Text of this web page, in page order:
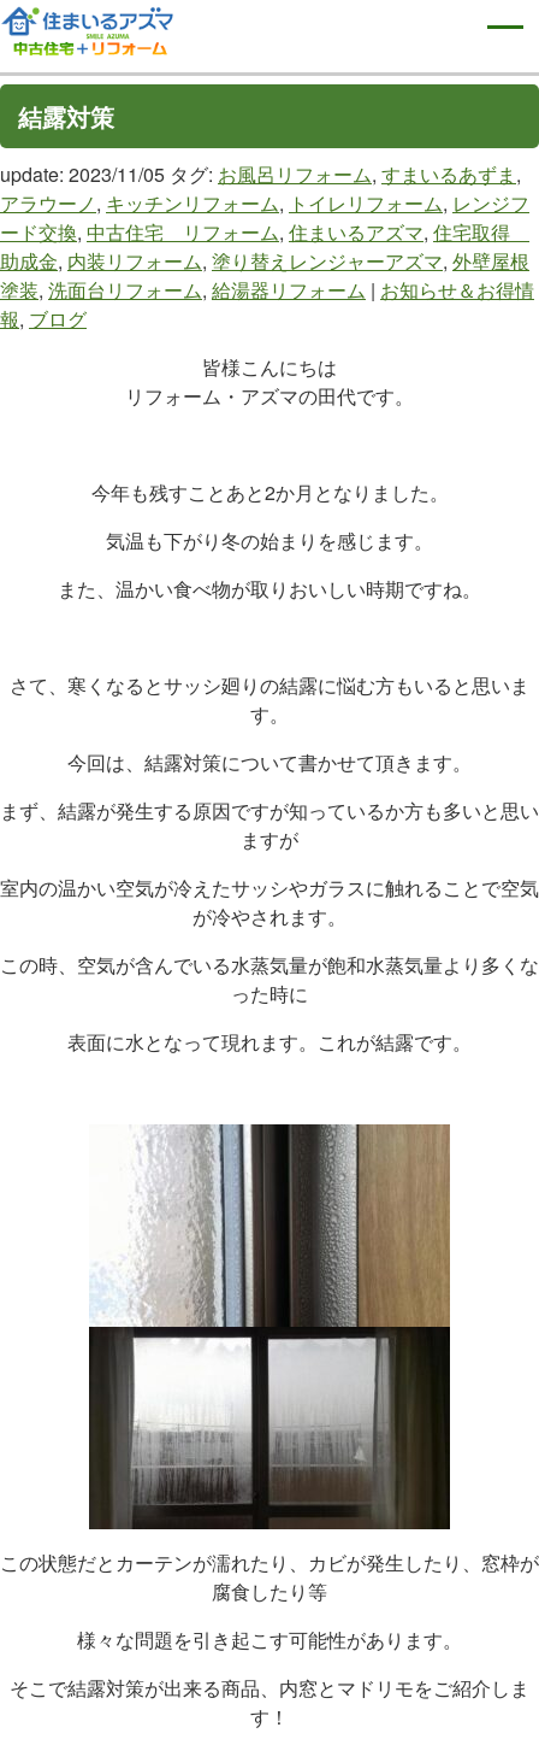
結露対策
update: 2023/11/05 タグ: お風呂リフォーム, すまいるあずま ,
アラウーノ, キッチンリフォーム, トイレリフォーム, レンジフ
ード交換, 中古住宅 リフォーム, 住まいるアズマ, 住宅取得
助成金, 内装リフォーム, 塗り替えレンジャーアズマ, 外壁屋根
塗装, 洗面台リフォーム, 給湯器リフォーム | お知らせ＆お得情
報, ブログ
皆様こんにちは
リフォーム・アズマの田代です。
今年も残すことあと2か月となりました。
気温も下がり冬の始まりを感じます。
また、温かい食べ物が取りおいしい時期ですね。
さて、寒くなるとサッシ廻りの結露に悩む方もいると思いま
す。
今回は、結露対策について書かせて頂きます。
まず、結露が発生する原因ですが知っているか方も多いと思い
ますが
室内の温かい空気が冷えたサッシやガラスに触れることで空気
が冷やされます。
この時、空気が含んでいる水蒸気量が飽和水蒸気量より多くな
った時に
表面に水となって現れます。これが結露です。
この状態だとカーテンが濡れたり、カビが発生したり、窓枠が
腐食したり等
様々な問題を引き起こす可能性があります。
そこで結露対策が出来る商品、内窓とマドリモをご紹介しま
す！